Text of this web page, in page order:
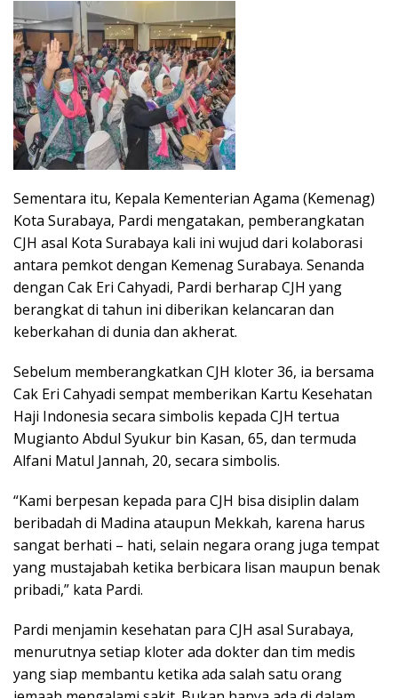
Sementara itu, Kepala Kementerian Agama (Kemenag)
Kota Surabaya, Pardi mengatakan, pemberangkatan
CJH asal Kota Surabaya kali ini wujud dari kolaborasi
antara pemkot dengan Kemenag Surabaya. Senanda
dengan Cak Eri Cahyadi, Pardi berharap CJH yang
berangkat di tahun ini diberikan kelancaran dan
keberkahan di dunia dan akherat.
Sebelum memberangkatkan CJH kloter 36, ia bersama
Cak Eri Cahyadi sempat memberikan Kartu Kesehatan
Haji Indonesia secara simbolis kepada CJH tertua
Mugianto Abdul Syukur bin Kasan, 65, dan termuda
Alfani Matul Jannah, 20, secara simbolis.
“Kami berpesan kepada para CJH bisa disiplin dalam
beribadah di Madina ataupun Mekkah, karena harus
sangat berhati – hati, selain negara orang juga tempat
yang mustajabah ketika berbicara lisan maupun benak
pribadi,” kata Pardi.
Pardi menjamin kesehatan para CJH asal Surabaya,
menurutnya setiap kloter ada dokter dan tim medis
yang siap membantu ketika ada salah satu orang